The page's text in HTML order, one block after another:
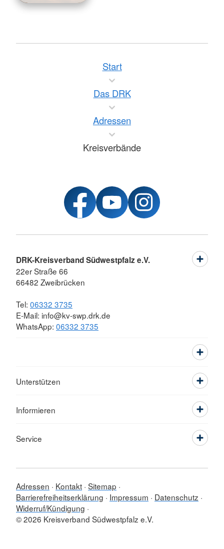
Start
Das DRK
Adressen
Kreisverbände
DRK-Kreisverband Südwestpfalz e.V.
22er Straße 66
66482 Zweibrücken
Tel: 06332 3735
E-Mail: info@kv-swp.drk.de
WhatsApp: 06332 3735
Unterstützen
Informieren
Service
Adressen Kontakt Sitemap
Barrierefreiheitserklärung
Impressum
Datenschutz
Widerruf/Kündigung
© 2026 Kreisverband Südwestpfalz e.V.